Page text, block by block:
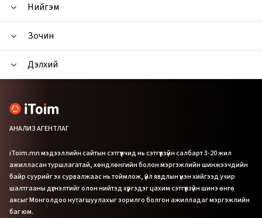
Нийгэм
Зочин
Дэлхий
АНАЛИЗ АГЕНТЛАГ
iToim.mn мэдээллийн сайтын сэтгүүлчид нь сэтгүүлзүйн салбарт 3-20 жил
ажилласан туршлагатай, хөндлөнгийн болон мэргэжлийн шинжээчдийн
байр суурийг эх сурвалжаас нь тоймлож, үйл явдлын үнэн хийгээд учир
шалтгааны дүгнэлтийг олон нийтэд хүргэдэг цахим сэтгүүлзүйн шинэ өнгө
аясыг Монголдоо нутагшуулахыг зорилго болгон ажилладаг мэргэжлийн
баг юм.